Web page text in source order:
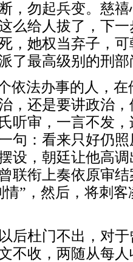
，勿起兵变。慈
么给人拔了，下
，她权当弃子，
了最高级别的刑
依法办事的人，
，还是要讲政治
听审，一言不发
句：看来只好仍
设，朝廷让他高
联衔上奏依原审
情”，然后，将刺
后杜门不出，对
不收，两随从每